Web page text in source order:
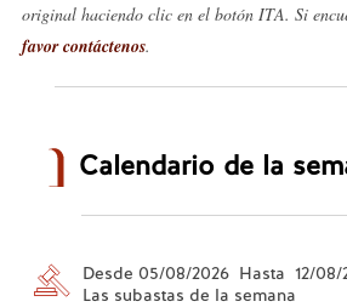
original haciendo clic en el botón ITA. Si
favor contáctenos.
Calendario de la
Desde 05/08/2026 Hasta 12/08/
Las subastas de la semana